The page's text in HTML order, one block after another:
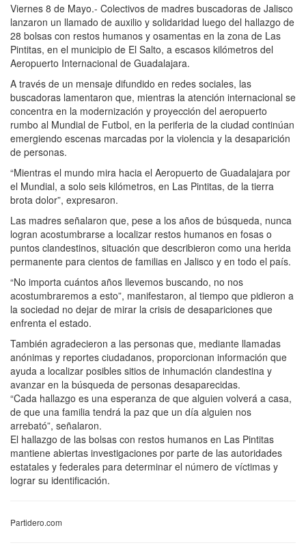
Viernes 8 de Mayo.- Colectivos de madres buscadoras de Jalisco
lanzaron un llamado de auxilio y solidaridad luego del hallazgo de
28 bolsas con restos humanos y osamentas en la zona de Las
Pintitas, en el municipio de El Salto, a escasos kilómetros del
Aeropuerto Internacional de Guadalajara.
A través de un mensaje difundido en redes sociales, las
buscadoras lamentaron que, mientras la atención internacional se
concentra en la modernización y proyección del aeropuerto
rumbo al Mundial de Futbol, en la periferia de la ciudad continúan
emergiendo escenas marcadas por la violencia y la desaparición
de personas.
“Mientras el mundo mira hacia el Aeropuerto de Guadalajara por
el Mundial, a solo seis kilómetros, en Las Pintitas, de la tierra
brota dolor”, expresaron.
Las madres señalaron que, pese a los años de búsqueda, nunca
logran acostumbrarse a localizar restos humanos en fosas o
puntos clandestinos, situación que describieron como una herida
permanente para cientos de familias en Jalisco y en todo el país.
“No importa cuántos años llevemos buscando, no nos
acostumbraremos a esto”, manifestaron, al tiempo que pidieron a
la sociedad no dejar de mirar la crisis de desapariciones que
enfrenta el estado.
También agradecieron a las personas que, mediante llamadas
anónimas y reportes ciudadanos, proporcionan información que
ayuda a localizar posibles sitios de inhumación clandestina y
avanzar en la búsqueda de personas desaparecidas.
“Cada hallazgo es una esperanza de que alguien volverá a casa,
de que una familia tendrá la paz que un día alguien nos
arrebató”, señalaron.
El hallazgo de las bolsas con restos humanos en Las Pintitas
mantiene abiertas investigaciones por parte de las autoridades
estatales y federales para determinar el número de víctimas y
lograr su identificación.
Partidero.com